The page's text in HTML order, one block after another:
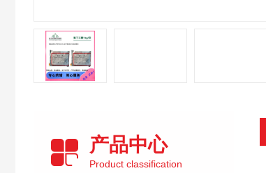
产品中心
Product classification